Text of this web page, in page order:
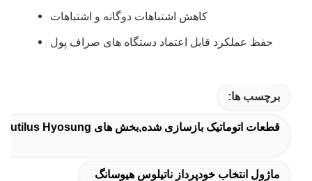
کاهش اشتباهات دوگانه و اشتباهات
حفظ عملکرد قابل اعتماد دستگاه های صراف پول
برچسب ها:
قطعات اتوماتیک بازسازی شده,بخش های Nautilus Hyosung,قطعات اتومات هایوسونگ
ماژول انتخاب خودپرداز ناتیلوس هیوسانگ